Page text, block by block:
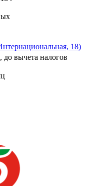
18)
до вычета налогов